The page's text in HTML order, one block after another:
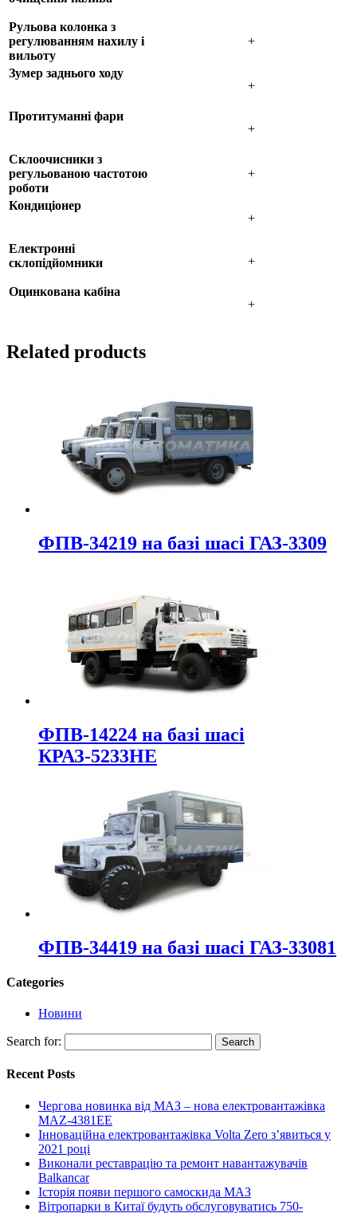
Рульова колонка з
регулюванням нахилу і
вильоту
+
Зумер заднього ходу
+
Протитуманні фари
+
Склоочисники з
регульованою частотою
роботи
+
Кондиціонер
+
Електронні
склопідйомники
+
Оцинкована кабіна
+
Related products
ФПВ-34219 на базі шасі ГАЗ-3309
ФПВ-14224 на базі шасі
КРАЗ-5233НЕ
ФПВ-34419 на базі шасі ГАЗ-33081
Categories
Новини
Search for:
Recent Posts
Чергова новинка від МАЗ – нова електровантажівка
MAZ-4381EE
Інноваційна електровантажівка Volta Zero з’явиться у
2021 році
Виконали реставрацію та ремонт навантажувачів
Balkancar
Історія появи першого самоскида МАЗ
Вітропарки в Китаї будуть обслуговуватись 750-